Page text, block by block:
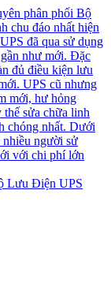
phân phối Bộ
chu đáo nhất hiện
đã qua sử dụng
như mới. Đặc
đủ điều kiện lưu
UPS cũ nhưng
mới, hư hỏng
sửa chữa linh
chóng nhất. Dưới
người sử
với chi phí lớn
Lưu Điện UPS